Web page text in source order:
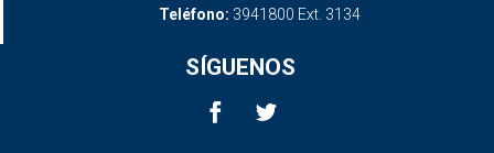
Teléfono: 3941800 Ext. 3134
SÍGUENOS